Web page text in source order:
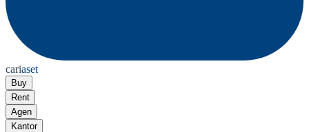
cariaset
Buy
Rent
Agen
Kantor